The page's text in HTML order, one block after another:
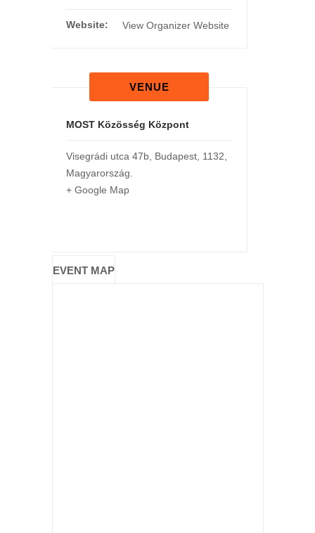
Website: View Organizer Website
VENUE
MOST Közösség Központ
Visegrádi utca 47b, Budapest, 1132
Magyarország
+ Google Map
EVENT MAP